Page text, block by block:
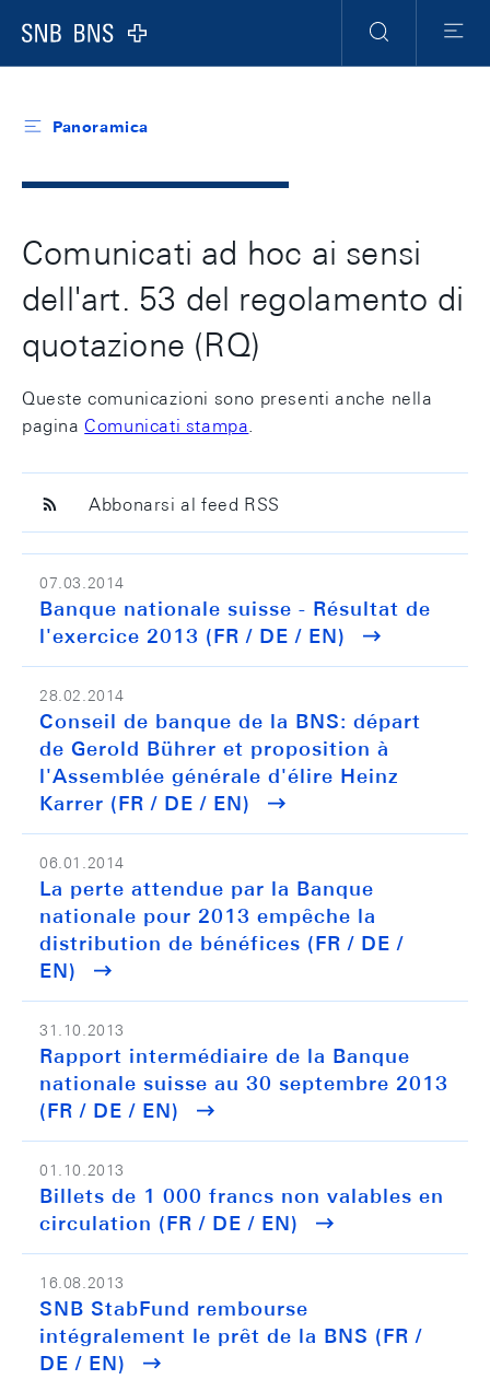
Logo
Navigation
Ricerca Menu
Panoramica
Comunicati ad hoc ai sensi
dell'art. 53 del regolamento di
quotazione (RQ)
Queste comunicazioni sono presenti anche nella
paginaComunicati stampa.
Abbonarsi al feed RSS
07.03.2014
Banque nationale suisse - Résultat de
l'exercice 2013 (FR / DE / EN)
28.02.2014
Conseil de banque de la BNS: départ
de Gerold Bührer et proposition à
l'Assemblée générale d'élire Heinz
Karrer (FR / DE / EN)
06.01.2014
La perte attendue par la Banque
nationale pour 2013 empêche la
distribution de bénéfices (FR / DE /
EN)
31.10.2013
Rapport intermédiaire de la Banque
nationale suisse au 30 septembre 2013
(FR / DE / EN)
01.10.2013
Billets de 1 000 francs non valables en
circulation (FR / DE / EN)
16.08.2013
SNB StabFund rembourse
intégralement le prêt de la BNS (FR /
DE / EN)